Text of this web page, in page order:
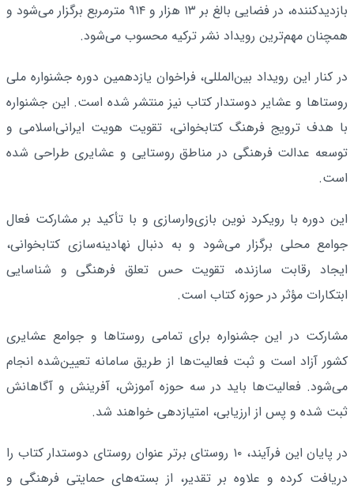
بازدیدکننده، در فضایی بالغ بر ۱۳ هزار و ۹۱۴ مترمربع برگزار می‌شود و
همچنان مهم‌ترین رویداد نشر ترکیه محسوب می‌شود.
در کنار این رویداد بین‌المللی، فراخوان یازدهمین دوره جشنواره ملی
روستاها و عشایر دوستدار کتاب نیز منتشر شده است. این جشنواره
با هدف ترویج فرهنگ کتابخوانی، تقویت هویت ایرانی‌اسلامی و
توسعه عدالت فرهنگی در مناطق روستایی و عشایری طراحی شده
است.
این دوره با رویکرد نوین بازی‌وارسازی و با تأکید بر مشارکت فعال
جوامع محلی برگزار می‌شود و به دنبال نهادینه‌سازی کتابخوانی،
ایجاد رقابت سازنده، تقویت حس تعلق فرهنگی و شناسایی
ابتکارات مؤثر در حوزه کتاب است.
مشارکت در این جشنواره برای تمامی روستاها و جوامع عشایری
کشور آزاد است و ثبت فعالیت‌ها از طریق سامانه تعیین‌شده انجام
می‌شود. فعالیت‌ها باید در سه حوزه آموزش، آفرینش و آگاهانش
ثبت شده و پس از ارزیابی، امتیازدهی خواهند شد.
در پایان این فرآیند، ۱۰ روستای برتر عنوان روستای دوستدار کتاب را
دریافت کرده و علاوه بر تقدیر، از بسته‌های حمایتی فرهنگی و